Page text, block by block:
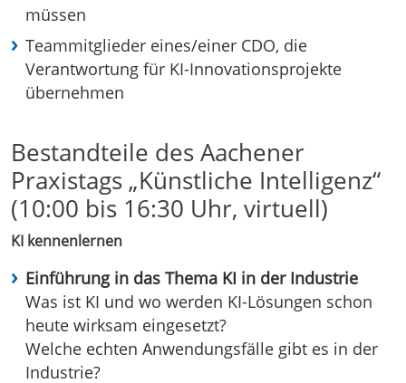
müssen
Teammitglieder eines/einer CDO, die
Verantwortung für KI-Innovationsprojekte
übernehmen
Bestandteile des Aachener
Praxistags „Künstliche Intelligenz“
(10:00 bis 16:30 Uhr, virtuell)
KI kennenlernen
Einführung in das Thema KI in der Industrie
Was ist KI und wo werden KI-Lösungen schon
heute wirksam eingesetzt?
Welche echten Anwendungsfälle gibt es in der
Industrie?